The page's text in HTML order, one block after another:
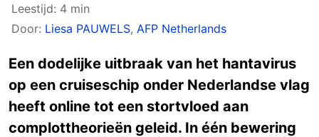
Leestijd: 4 min
Door: Liesa PAUWELS, AFP Netherlands
Een dodelijke uitbraak van het hantavirus
op een cruiseschip onder Nederlandse vlag
heeft online tot een stortvloed aan
complottheorieën geleid. In één bewering